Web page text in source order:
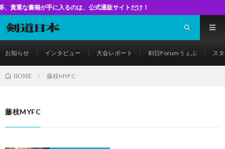
が手に入るのは、公式通販サイトだけ！
お知らせ インタビュー 大会レポート 剣日Forumうぇぶ ス
HOME 藤枝MYFC
藤枝MYFC